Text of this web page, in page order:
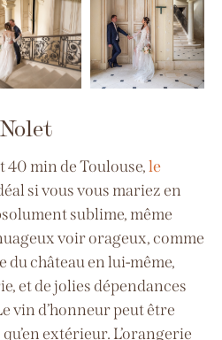
40 min de Toulouse,le
si vous vous mariez en
sublime, même
voir orageux, comme
du château en lui-même,
et de jolies dépendances
vin d’honneur peut être
extérieur. L’orangerie